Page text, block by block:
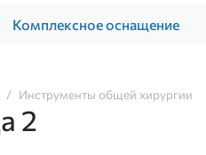
Комплексное оснащение
Инструменты общей хирургии
2